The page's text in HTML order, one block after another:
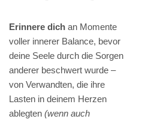
Erinnere dich an Momente
voller innerer Balance, bevor
deine Seele durch die Sorgen
anderer beschwert wurde –
von Verwandten, die ihre
Lasten in deinem Herzen
ablegten (wenn auch